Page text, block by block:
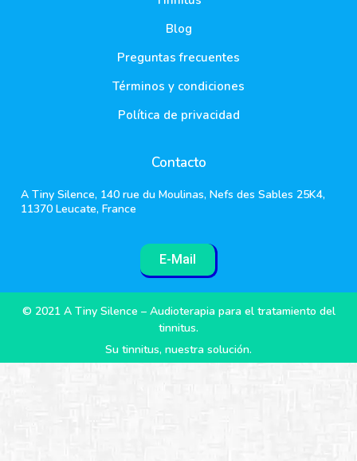
Blog
Preguntas frecuentes
Términos y condiciones
Política de privacidad
Contacto
A Tiny Silence, 140 rue du Moulinas, Nefs des Sables 25K4,
11370 Leucate, France
E-Mail
© 2021 A Tiny Silence – Audioterapia para el tratamiento del
tinnitus.
Su tinnitus, nuestra solución.